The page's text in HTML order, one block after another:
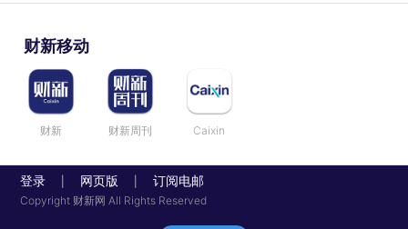
财新移动
财新 财新周刊 Caixin
登录 网页版 订阅电邮
Copyright 财新网 All Rights Reserved